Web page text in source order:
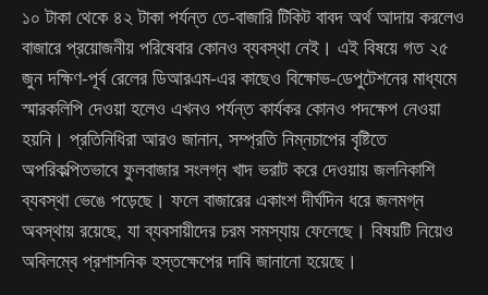
১০ টাকা থেকে ৪২ টাকা পর্যন্ত তে-বাজারি টিকিট বাবদ অর্থ আদায় করলেও
বাজারে প্রয়োজনীয় পরিষেবার কোনও ব্যবস্থা নেই। এই বিষয়ে গত ২৫
জুন দক্ষিণ-পূর্ব রেলের ডিআরএম-এর কাছেও বিক্ষোভ-ডেপুটেশনের মাধ্যমে
স্মারকলিপি দেওয়া হলেও এখনও পর্যন্ত কার্যকর কোনও পদক্ষেপ নেওয়া
হয়নি। প্রতিনিধিরা আরও জানান, সম্প্রতি নিম্নচাপের বৃষ্টিতে
অপরিকল্পিতভাবে ফুলবাজার সংলগ্ন খাদ ভরাট করে দেওয়ায় জলনিকাশি
ব্যবস্থা ভেঙে পড়েছে। ফলে বাজারের একাংশ দীর্ঘদিন ধরে জলমগ্ন
অবস্থায় রয়েছে, যা ব্যবসায়ীদের চরম সমস্যায় ফেলেছে। বিষয়টি নিয়েও
অবিলম্বে প্রশাসনিক হস্তক্ষেপের দাবি জানানো হয়েছে।